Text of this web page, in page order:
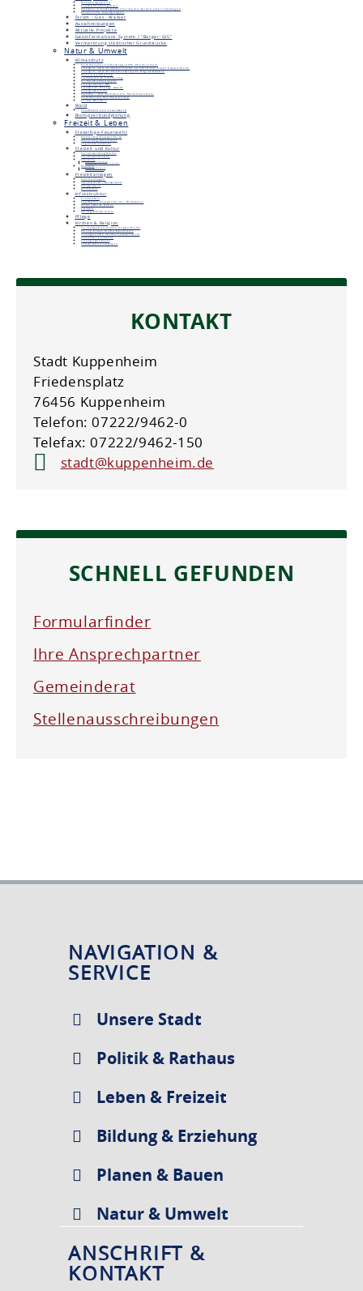
Bebauungspläne
Flächennutzungsplan
Aktuell in Kraft getretene Bauleitpläne oder Satzungen
Öffentliche Auslegungen
Strom - Gas - Wasser
Ausschreibungen
Aktuelle Projekte
Geoinformations-System / "Bürger-GIS"
Vermarktung städtischer Grundstücke
Natur & Umwelt
Klimaschutz
Kommunales Förderprogramm Photovoltaik
Energie- und klimapolitische Leitbild der Stadt Kuppenheim
Energie- und Klimaschutzprojekt RegioENERGIE
Deer E-Carsharing
Ladesäule & Carsharing
Klimaschutzmanager
Energieatlas BW
European Energy Award
Energiebericht
Pendla - die kommunale Mitfahrzentrale
Kommunale Wärmeplanung
Klima-Bündnis
Wald
Stadtwald und Staatswald
Biotopverbundplanung
Freizeit & Leben
Freiwillige Feuerwehr
Abteilung Kuppenheim
Abteilung Oberndorf
Jugendfeuerwehr
Freizeit und Kultur
Veranstaltungshalle
Veranstaltungen
Vereine
Vereinsförderung
Belegungs- und Spielpläne
Museen
Unimog-Museum
Heimatmuseum
Freizeitanlagen
Sportanlagen
Spielplätze, Bolzplätze
Bürgerpark
Grillplatz
Infrastruktur
Einkaufen
Stadtplan Kuppenheim / Bischweier
ÖPNV (Bus & Bahn)
Parken
Reisigsammelplatz
Pflege
Kirchen & Religion
St. Sebastian Kirche Kuppenheim
Heilig Kreuz Kirche Oberndorf
Evangelische Kirche Kuppenheim
Jüdischer Friedhof
Synagogenplatz
Städtische Friedhöfe
KONTAKT
Stadt Kuppenheim
Friedensplatz
76456 Kuppenheim
Telefon: 07222/9462-0
Telefax: 07222/9462-150
stadt@kuppenheim.de
SCHNELL GEFUNDEN
Formularfinder
Ihre Ansprechpartner
Gemeinderat
Stellenausschreibungen
NAVIGATION &
SERVICE
Unsere Stadt
Politik & Rathaus
Leben & Freizeit
Bildung & Erziehung
Planen & Bauen
Natur & Umwelt
ANSCHRIFT &
KONTAKT